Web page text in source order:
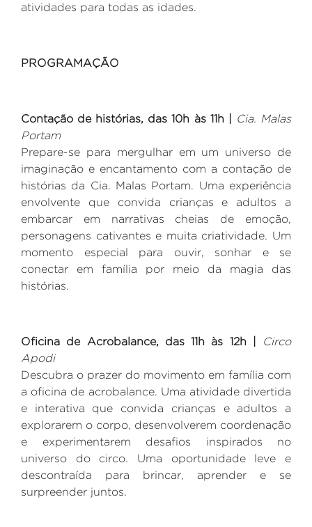
atividades para todas as idades.
PROGRAMAÇÃO
Contação de histórias, das 10h às 11h|
Cia. Malas
Portam
Prepare-se para mergulhar em um universo de
imaginação e encantamento com a contação de
histórias da Cia. Malas Portam. Uma experiência
envolvente que convida crianças e adultos a
embarcar em narrativas cheias de emoção,
personagens cativantes e muita criatividade. Um
momento especial para ouvir, sonhar e se
conectar em família por meio da magia das
histórias.
Oficina de Acrobalance, das 11h às 12h|
Circo
Apodi
Descubra o prazer do movimento em família com
a oficina de acrobalance. Uma atividade divertida
e interativa que convida crianças e adultos a
explorarem o corpo, desenvolverem coordenação
e experimentarem desafios inspirados no
universo do circo. Uma oportunidade leve e
descontraída para brincar, aprender e se
surpreender juntos.